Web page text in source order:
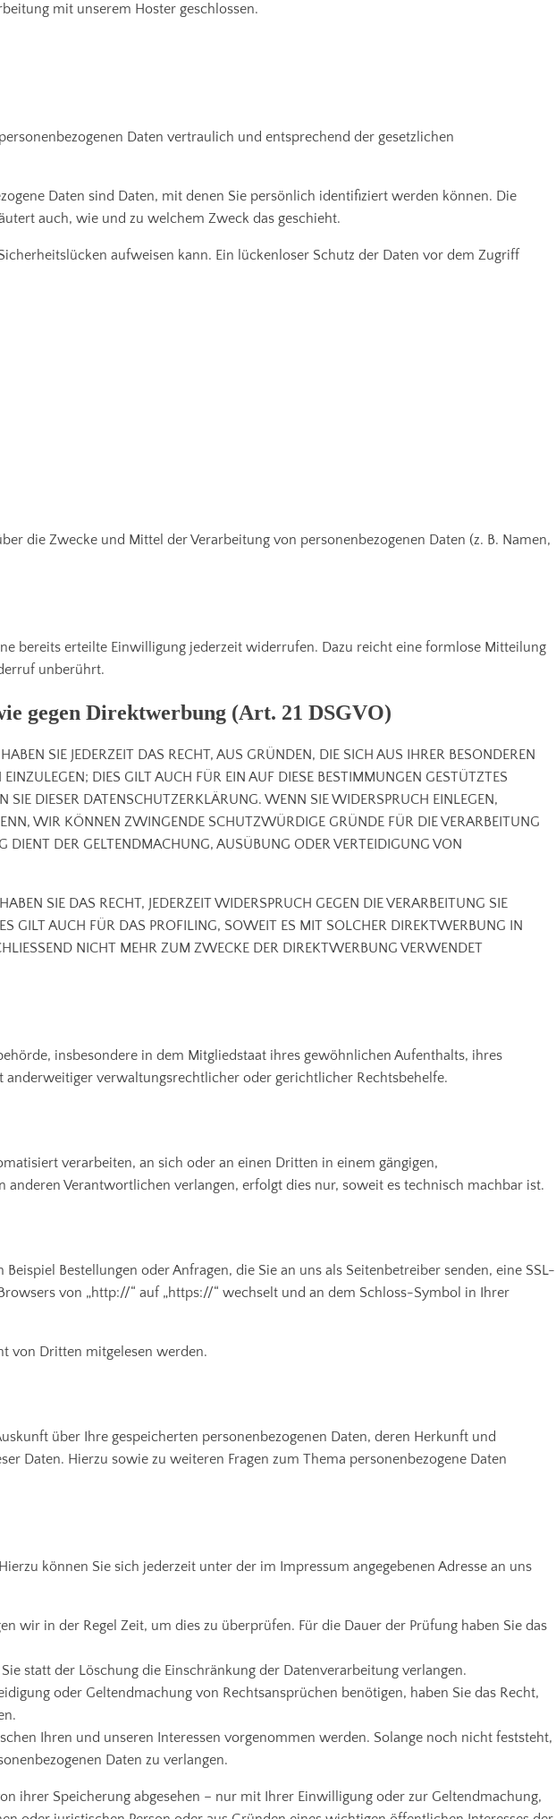
mit unserem Hoster geschlossen.
Daten vertraulich und entsprechend der gesetzlichen
Daten sind Daten, mit denen Sie persönlich identifiziert werden können. Die
auch, wie und zu welchem Zweck das geschieht.
aufweisen kann. Ein lückenloser Schutz der Daten vor dem Zugriff
die Zwecke und Mittel der Verarbeitung von personenbezogenen Daten (z. B. Namen,
bereits erteilte Einwilligung jederzeit widerrufen. Dazu reicht eine formlose Mitteilung
unberührt.
gegen Direktwerbung (Art. 21 DSGVO)
SIE JEDERZEIT DAS RECHT, AUS GRÜNDEN, DIE SICH AUS IHRER BESONDEREN
DIES GILT AUCH FÜR EIN AUF DIESE BESTIMMUNGEN GESTÜTZTES
SIE DIESER DATENSCHUTZERKLÄRUNG. WENN SIE WIDERSPRUCH EINLEGEN,
WIR KÖNNEN ZWINGENDE SCHUTZWÜRDIGE GRÜNDE FÜR DIE VERARBEITUNG
DIENT DER GELTENDMACHUNG, AUSÜBUNG ODER VERTEIDIGUNG VON
SIE DAS RECHT, JEDERZEIT WIDERSPRUCH GEGEN DIE VERARBEITUNG SIE
GILT AUCH FÜR DAS PROFILING, SOWEIT ES MIT SOLCHER DIREKTWERBUNG IN
NICHT MEHR ZUM ZWECKE DER DIREKTWERBUNG VERWENDET
insbesondere in dem Mitgliedstaat ihres gewöhnlichen Aufenthalts, ihres
anderweitiger verwaltungsrechtlicher oder gerichtlicher Rechtsbehelfe.
verarbeiten, an sich oder an einen Dritten in einem gängigen,
Verantwortlichen verlangen, erfolgt dies nur, soweit es technisch machbar ist.
Bestellungen oder Anfragen, die Sie an uns als Seitenbetreiber senden, eine SSL-
von „http://“ auf „https://“ wechselt und an dem Schloss-Symbol in Ihrer
von Dritten mitgelesen werden.
über Ihre gespeicherten personenbezogenen Daten, deren Herkunft und
Daten. Hierzu sowie zu weiteren Fragen zum Thema personenbezogene Daten
können Sie sich jederzeit unter der im Impressum angegebenen Adresse an uns
wir in der Regel Zeit, um dies zu überprüfen. Für die Dauer der Prüfung haben Sie das
statt der Löschung die Einschränkung der Datenverarbeitung verlangen.
oder Geltendmachung von Rechtsansprüchen benötigen, haben Sie das Recht,
Ihren und unseren Interessen vorgenommen werden. Solange noch nicht feststeht,
Daten zu verlangen.
ihrer Speicherung abgesehen – nur mit Ihrer Einwilligung oder zur Geltendmachung,